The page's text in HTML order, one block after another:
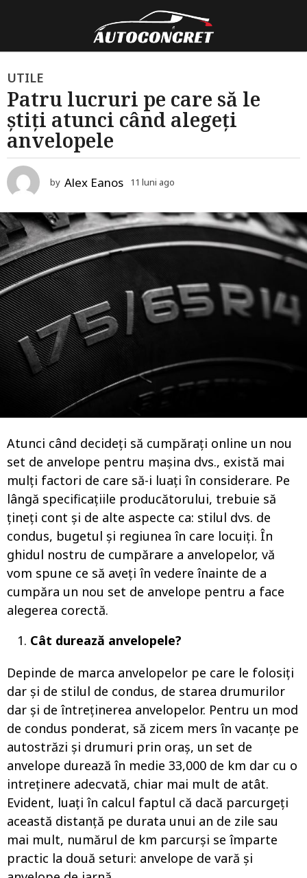
1
1
l
u
n
i
a
o
1
1
l
u
n
i
a
UTILE
Patru lucruri pe care să le
știți atunci când alegeți
anvelopele
by Alex Eanos 11 luni ago
u
i
o
Atunci când decideți să cumpărați online un nou
set de anvelope pentru mașina dvs., există mai
mulți factori de care să-i luați în considerare. Pe
lângă specificațiile producătorului, trebuie să
țineți cont și de alte aspecte ca: stilul dvs. de
condus, bugetul și regiunea în care locuiți. În
ghidul nostru de cumpărare a anvelopelor, vă
vom spune ce să aveți în vedere înainte de a
cumpăra un nou set de anvelope pentru a face
alegerea corectă.
Cât durează anvelopele?
Depinde de marca anvelopelor pe care le folosiți
dar și de stilul de condus, de starea drumurilor
dar și de întreținerea anvelopelor. Pentru un mod
de condus ponderat, să zicem mers în vacanțe pe
autostrăzi și drumuri prin oraș, un set de
anvelope durează în medie 33,000 de km dar cu o
intreținere adecvată, chiar mai mult de atât.
Evident, luați în calcul faptul că dacă parcurgeți
această distanță pe durata unui an de zile sau
mai mult, numărul de km parcurși se împarte
practic la două seturi: anvelope de vară și